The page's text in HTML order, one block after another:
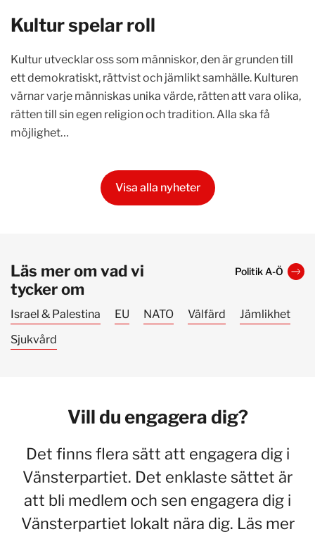
Kultur spelar roll
Kultur utvecklar oss som människor, den är grunden till
ett demokratiskt, rättvist och jämlikt samhälle. Kulturen
värnar varje människas unika värde, rätten att vara olika,
rätten till sin egen religion och tradition. Alla ska få
möjlighet…
Visa alla nyheter
Läs mer om vad vi
tycker om
Politik A-Ö
Israel & Palestina EU NATO Välfärd
Jämlikhet
Sjukvård
Vill du engagera dig?
Det finns flera sätt att engagera dig i
Vänsterpartiet. Det enklaste sättet är
att bli medlem och sen engagera dig i
Vänsterpartiet lokalt nära dig. Läs mer